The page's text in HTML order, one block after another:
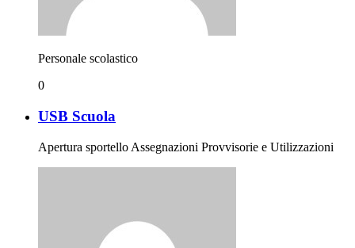
Personale scolastico
0
USB Scuola
Apertura sportello Assegnazioni Provvisorie e Utilizzazioni